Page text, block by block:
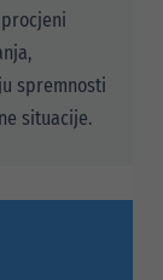
spremnosti
situacije.